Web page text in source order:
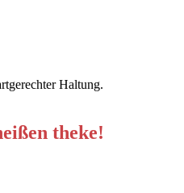
Haltung.
theke!